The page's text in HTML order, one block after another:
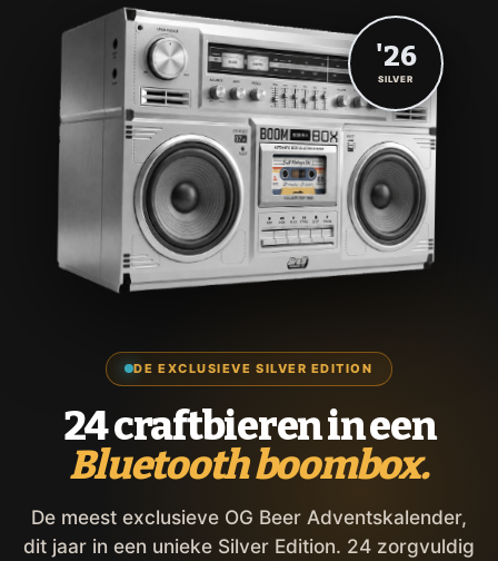
DE EXCLUSIEVE SILVER EDITION
24 craftbieren in een
Bluetooth boombox.
De meest exclusieve OG Beer Adventskalender,
dit jaar in een unieke Silver Edition. 24 zorgvuldig
'26
SILVER